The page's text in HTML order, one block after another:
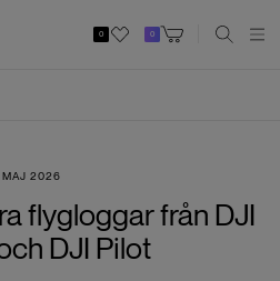
0 0
MAJ 2026
flygloggar från DJI
DJI Pilot